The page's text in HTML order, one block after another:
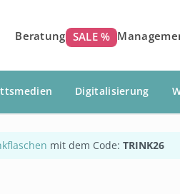
Beratung SALE %
Digitalisierung
mit dem Code: TRINK26